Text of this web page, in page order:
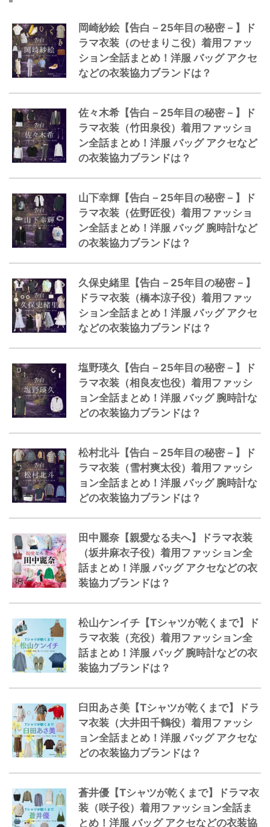
岡崎紗絵【告白－25年目の秘密－】ド
ラマ衣装（のせまりこ役）着用ファッ
ション全話まとめ！洋服 バッグ アクセ
などの衣装協力ブランドは？
佐々木希【告白－25年目の秘密－】ド
ラマ衣装（竹田泉役）着用ファッショ
ン全話まとめ！洋服 バッグ アクセなど
の衣装協力ブランドは？
山下幸輝【告白－25年目の秘密－】ド
ラマ衣装（佐野匠役）着用ファッショ
ン全話まとめ！洋服 バッグ 腕時計など
の衣装協力ブランドは？
久保史緒里【告白－25年目の秘密－】
ドラマ衣装（橋本涼子役）着用ファッ
ション全話まとめ！洋服 バッグ アクセ
などの衣装協力ブランドは？
塩野瑛久【告白－25年目の秘密－】ド
ラマ衣装（相良友也役）着用ファッシ
ョン全話まとめ！洋服 バッグ 腕時計な
どの衣装協力ブランドは？
松村北斗【告白－25年目の秘密－】ド
ラマ衣装（雪村爽太役）着用ファッシ
ョン全話まとめ！洋服 バッグ 腕時計な
どの衣装協力ブランドは？
田中麗奈【親愛なる夫へ】ドラマ衣装
（坂井麻衣子役）着用ファッション全
話まとめ！洋服 バッグ アクセなどの衣
装協力ブランドは？
松山ケンイチ【Tシャツが乾くまで】ド
ラマ衣装（充役）着用ファッション全
話まとめ！洋服 バッグ 腕時計などの衣
装協力ブランドは？
臼田あさ美【Tシャツが乾くまで】ドラ
マ衣装（大井田千鶴役）着用ファッシ
ョン全話まとめ！洋服 バッグ アクセな
どの衣装協力ブランドは？
蒼井優【Tシャツが乾くまで】ドラマ衣
装（咲子役）着用ファッション全話ま
とめ！洋服 バッグ アクセなどの衣装協